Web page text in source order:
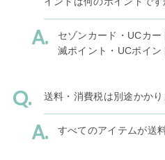
セゾンカード・UCカ
滅ポイント・UCポイン
送料・消費税は別途かかり
すべてのアイテムが送